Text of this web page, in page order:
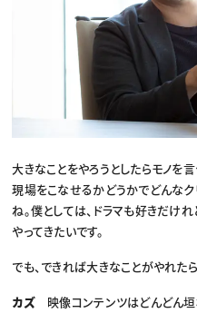
大きなことをやろうとしたらモノを
現場をこなせるかどうかでどんなク
ね。僕としては、ドラマも好きだけ
やってきたいです。
でも、できれば大きなことがやれた
カズ映像コンテンツはどんどん垣